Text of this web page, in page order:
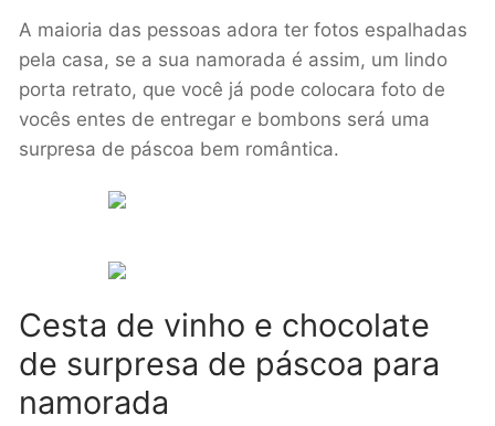
A maioria das pessoas adora ter fotos espalhadas
pela casa, se a sua namorada é assim, um lindo
porta retrato, que você já pode colocara foto de
vocês entes de entregar e bombons será uma
surpresa de páscoa bem romântica.
Cesta de vinho e chocolate
de surpresa de páscoa para
namorada